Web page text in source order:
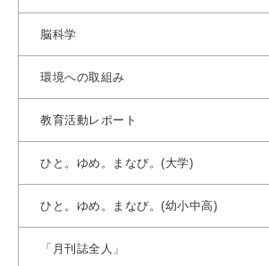
脳科学
環境への取組み
教育活動レポート
ひと。ゆめ。まなび。(大学)
ひと。ゆめ。まなび。(幼小中高)
「月刊誌全人」